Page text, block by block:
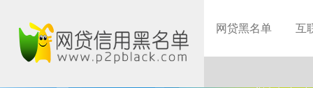
网贷黑名单 互